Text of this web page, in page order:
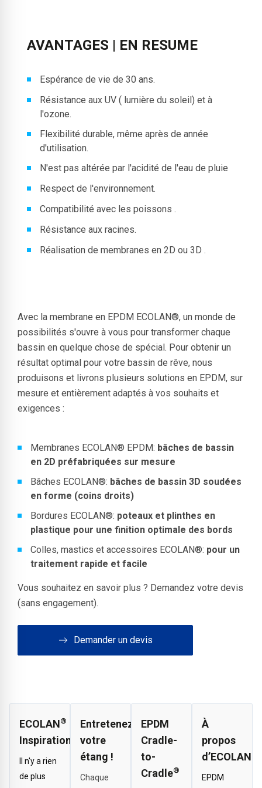
AVANTAGES | EN RESUME
Espérance de vie de 30 ans.
Résistance aux UV ( lumière du soleil) et à
l'ozone.
Flexibilité durable, même après de année
d'utilisation.
N'est pas altérée par l'acidité de l'eau de pluie
Respect de l'environnement.
Compatibilité avec les poissons .
Résistance aux racines.
Réalisation de membranes en 2D ou 3D .
Avec la membrane en EPDM ECOLAN®, un monde de
possibilités s'ouvre à vous pour transformer chaque
bassin en quelque chose de spécial. Pour obtenir un
résultat optimal pour votre bassin de rêve, nous
produisons et livrons plusieurs solutions en EPDM, sur
mesure et entièrement adaptés à vos souhaits et
exigences :
Membranes ECOLAN® EPDM: bâches de bassin
en 2D préfabriquées sur mesure
Bâches ECOLAN®: bâches de bassin 3D soudées
en forme (coins droits)
Bordures ECOLAN®: poteaux et plinthes en
plastique pour une finition optimale des bords
Colles, mastics et accessoires ECOLAN®: pour un
traitement rapide et facile
Vous souhaitez en savoir plus ? Demandez votre devis
(sans engagement).
Demander un devis
ECOLAN®
Inspiration
Il n'y a rien
de plus
Entretenez
votre
étang !
Chaque
EPDM
Cradle-
to-
Cradle®
À
propos
d’ECOLAN
EPDM